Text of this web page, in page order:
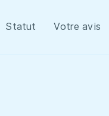
Statut Votre avis